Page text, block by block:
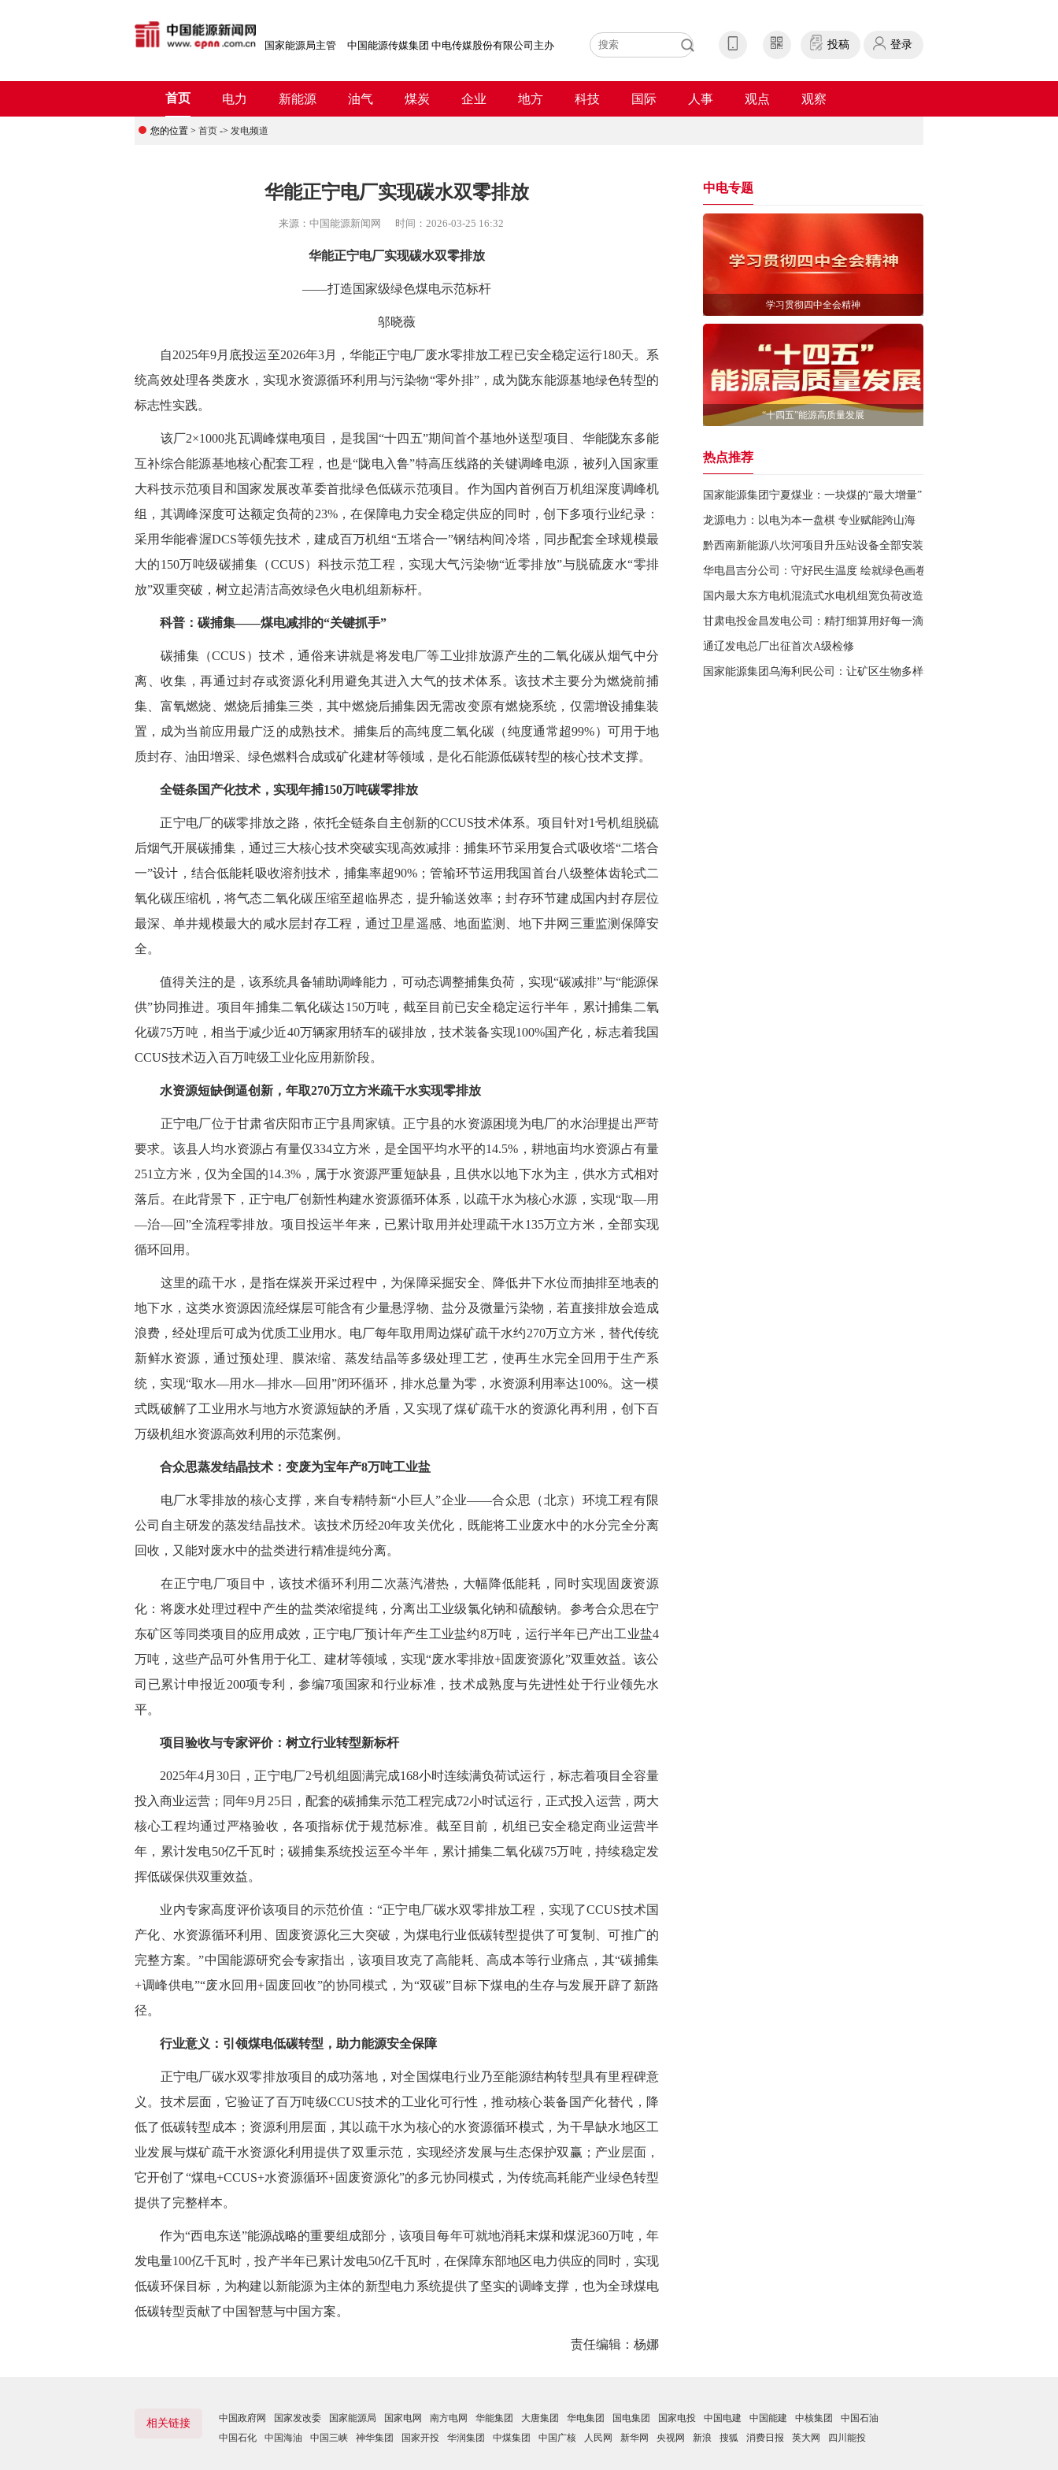
国家能源局主管 中国能源传媒集团 中电传媒股份有限公司主办 投稿 登录
首页 电力 新能源 油气 煤炭 企业 地方 科技 国际 人事 观点 观察
您的位置 > 首页 -> 发电频道
华能正宁电厂实现碳水双零排放
来源： 中国能源新闻网 时间： 2026-03-25 16:32
华能正宁电厂实现碳水双零排放
——打造国家级绿色煤电示范标杆
邬晓薇
自2025年9月底投运至2026年3月，华能正宁电厂废水零排放工程已安全稳定运行180天。系
统高效处理各类废水，实现水资源循环利用与污染物“零外排”，成为陇东能源基地绿色转型的
标志性实践。
该厂2×1000兆瓦调峰煤电项目，是我国“十四五”期间首个基地外送型项目、华能陇东多能
互补综合能源基地核心配套工程，也是“陇电入鲁”特高压线路的关键调峰电源，被列入国家重
大科技示范项目和国家发展改革委首批绿色低碳示范项目。作为国内首例百万机组深度调峰机
组，其调峰深度可达额定负荷的23%，在保障电力安全稳定供应的同时，创下多项行业纪录：
采用华能睿渥DCS等领先技术，建成百万机组“五塔合一”钢结构间冷塔，同步配套全球规模最
大的150万吨级碳捕集（CCUS）科技示范工程，实现大气污染物“近零排放”与脱硫废水“零排
放”双重突破，树立起清洁高效绿色火电机组新标杆。
科普：碳捕集——煤电减排的“关键抓手”
碳捕集（CCUS）技术，通俗来讲就是将发电厂等工业排放源产生的二氧化碳从烟气中分
离、收集，再通过封存或资源化利用避免其进入大气的技术体系。该技术主要分为燃烧前捕
集、富氧燃烧、燃烧后捕集三类，其中燃烧后捕集因无需改变原有燃烧系统，仅需增设捕集装
置，成为当前应用最广泛的成熟技术。捕集后的高纯度二氧化碳（纯度通常超99%）可用于地
质封存、油田增采、绿色燃料合成或矿化建材等领域，是化石能源低碳转型的核心技术支撑。
全链条国产化技术，实现年捕150万吨碳零排放
正宁电厂的碳零排放之路，依托全链条自主创新的CCUS技术体系。项目针对1号机组脱硫
后烟气开展碳捕集，通过三大核心技术突破实现高效减排：捕集环节采用复合式吸收塔“二塔合
一”设计，结合低能耗吸收溶剂技术，捕集率超90%；管输环节运用我国首台八级整体齿轮式二
氧化碳压缩机，将气态二氧化碳压缩至超临界态，提升输送效率；封存环节建成国内封存层位
最深、单井规模最大的咸水层封存工程，通过卫星遥感、地面监测、地下井网三重监测保障安
全。
值得关注的是，该系统具备辅助调峰能力，可动态调整捕集负荷，实现“碳减排”与“能源保
供”协同推进。项目年捕集二氧化碳达150万吨，截至目前已安全稳定运行半年，累计捕集二氧
化碳75万吨，相当于减少近40万辆家用轿车的碳排放，技术装备实现100%国产化，标志着我国
CCUS技术迈入百万吨级工业化应用新阶段。
水资源短缺倒逼创新，年取270万立方米疏干水实现零排放
正宁电厂位于甘肃省庆阳市正宁县周家镇。正宁县的水资源困境为电厂的水治理提出严苛
要求。该县人均水资源占有量仅334立方米，是全国平均水平的14.5%，耕地亩均水资源占有量
251立方米，仅为全国的14.3%，属于水资源严重短缺县，且供水以地下水为主，供水方式相对
落后。在此背景下，正宁电厂创新性构建水资源循环体系，以疏干水为核心水源，实现“取—用
—治—回”全流程零排放。项目投运半年来，已累计取用并处理疏干水135万立方米，全部实现
循环回用。
这里的疏干水，是指在煤炭开采过程中，为保障采掘安全、降低井下水位而抽排至地表的
地下水，这类水资源因流经煤层可能含有少量悬浮物、盐分及微量污染物，若直接排放会造成
浪费，经处理后可成为优质工业用水。电厂每年取用周边煤矿疏干水约270万立方米，替代传统
新鲜水资源，通过预处理、膜浓缩、蒸发结晶等多级处理工艺，使再生水完全回用于生产系
统，实现“取水—用水—排水—回用”闭环循环，排水总量为零，水资源利用率达100%。这一模
式既破解了工业用水与地方水资源短缺的矛盾，又实现了煤矿疏干水的资源化再利用，创下百
万级机组水资源高效利用的示范案例。
合众思蒸发结晶技术：变废为宝年产8万吨工业盐
电厂水零排放的核心支撑，来自专精特新“小巨人”企业——合众思（北京）环境工程有限
公司自主研发的蒸发结晶技术。该技术历经20年攻关优化，既能将工业废水中的水分完全分离
回收，又能对废水中的盐类进行精准提纯分离。
在正宁电厂项目中，该技术循环利用二次蒸汽潜热，大幅降低能耗，同时实现固废资源
化：将废水处理过程中产生的盐类浓缩提纯，分离出工业级氯化钠和硫酸钠。参考合众思在宁
东矿区等同类项目的应用成效，正宁电厂预计年产生工业盐约8万吨，运行半年已产出工业盐4
万吨，这些产品可外售用于化工、建材等领域，实现“废水零排放+固废资源化”双重效益。该公
司已累计申报近200项专利，参编7项国家和行业标准，技术成熟度与先进性处于行业领先水
平。
项目验收与专家评价：树立行业转型新标杆
2025年4月30日，正宁电厂2号机组圆满完成168小时连续满负荷试运行，标志着项目全容量
投入商业运营；同年9月25日，配套的碳捕集示范工程完成72小时试运行，正式投入运营，两大
核心工程均通过严格验收，各项指标优于规范标准。截至目前，机组已安全稳定商业运营半
年，累计发电50亿千瓦时；碳捕集系统投运至今半年，累计捕集二氧化碳75万吨，持续稳定发
挥低碳保供双重效益。
业内专家高度评价该项目的示范价值：“正宁电厂碳水双零排放工程，实现了CCUS技术国
产化、水资源循环利用、固废资源化三大突破，为煤电行业低碳转型提供了可复制、可推广的
完整方案。”中国能源研究会专家指出，该项目攻克了高能耗、高成本等行业痛点，其“碳捕集
+调峰供电”“废水回用+固废回收”的协同模式，为“双碳”目标下煤电的生存与发展开辟了新路
径。
行业意义：引领煤电低碳转型，助力能源安全保障
正宁电厂碳水双零排放项目的成功落地，对全国煤电行业乃至能源结构转型具有里程碑意
义。技术层面，它验证了百万吨级CCUS技术的工业化可行性，推动核心装备国产化替代，降
低了低碳转型成本；资源利用层面，其以疏干水为核心的水资源循环模式，为干旱缺水地区工
业发展与煤矿疏干水资源化利用提供了双重示范，实现经济发展与生态保护双赢；产业层面，
它开创了“煤电+CCUS+水资源循环+固废资源化”的多元协同模式，为传统高耗能产业绿色转型
提供了完整样本。
作为“西电东送”能源战略的重要组成部分，该项目每年可就地消耗末煤和煤泥360万吨，年
发电量100亿千瓦时，投产半年已累计发电50亿千瓦时，在保障东部地区电力供应的同时，实现
低碳环保目标，为构建以新能源为主体的新型电力系统提供了坚实的调峰支撑，也为全球煤电
低碳转型贡献了中国智慧与中国方案。
责任编辑：杨娜
中电专题
学习贯彻四中全会精神
“十四五”能源高质量发展
热点推荐
国家能源集团宁夏煤业：一块煤的“最大增量”
龙源电力：以电为本一盘棋 专业赋能跨山海
黔西南新能源八坎河项目升压站设备全部安装完成
华电昌吉分公司：守好民生温度 绘就绿色画卷
国内最大东方电机混流式水电机组宽负荷改造“加速跑”
甘肃电投金昌发电公司：精打细算用好每一滴水 奏响绿色发展新乐章
通辽发电总厂出征首次A级检修
国家能源集团乌海利民公司：让矿区生物多样性成为现实
相关链接 中国政府网 国家发改委 国家能源局 国家电网 南方电网 华能集团 大唐集团 华电集团 国电集团 国家电投 中国电建 中国能建 中核集团
中国石油
中国石化
中国海油 中国三峡 神华集团 国家开投 华润集团 中煤集团 中国广核 人民网 新华网 央视网 新浪 搜狐 消费日报 英大网 四川能投